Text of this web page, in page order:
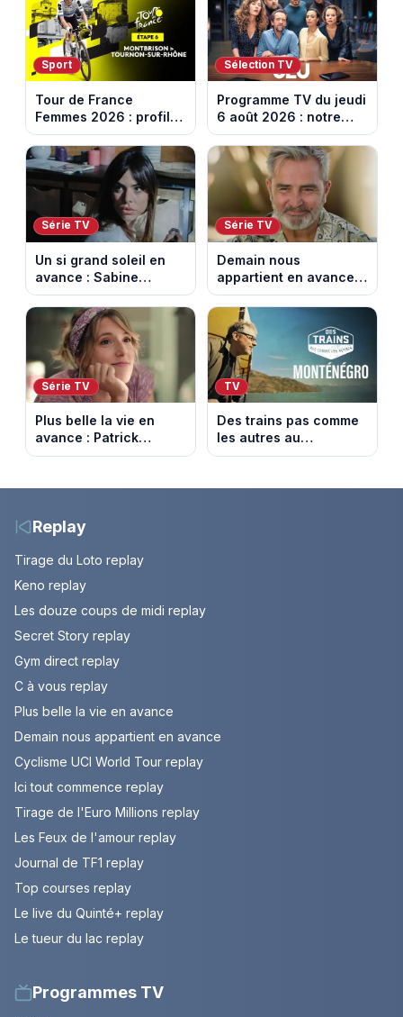
août 2026 (spoiler)
Sport
Tour de France
Femmes 2026 : profil
et horaires de la 6e
étape entre
Montbrison et
Tournon-sur-Rhône
Sélection TV
Programme TV du jeudi
6 août 2026 : notre
sélection pour votre
soirée télé
Série TV
Un si grand soleil en
avance : Sabine
menacée par Céleste.
Episode du 7 août
2026 (spoiler).
Série TV
Demain nous
appartient en avance:
Alex révèle son lourd
secret. Episode du 7
août 2026.
Série TV
Plus belle la vie en
avance : Patrick
victime d’un malaise.
2026 (spoiler)
TV
Des trains pas comme
les autres au
Monténégro : Philippe
l’Adriatique
Replay
Tirage du Loto replay
Keno replay
Les douze coups de midi replay
Secret Story replay
Gym direct replay
C à vous replay
Plus belle la vie en avance
Demain nous appartient en avance
Cyclisme UCI World Tour replay
Ici tout commence replay
Tirage de l'Euro Millions replay
Les Feux de l'amour replay
Journal de TF1 replay
Top courses replay
Le live du Quinté+ replay
Le tueur du lac replay
Programmes TV